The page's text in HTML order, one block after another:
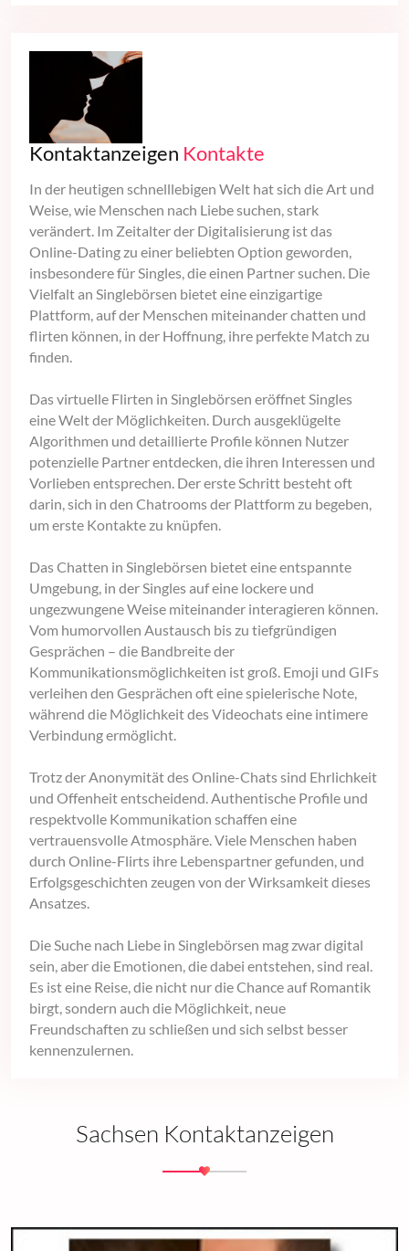
Kontaktanzeigen Kontakte
In der heutigen schnelllebigen Welt hat sich die Art und
Weise, wie Menschen nach Liebe suchen, stark
verändert. Im Zeitalter der Digitalisierung ist das
Online-Dating zu einer beliebten Option geworden,
insbesondere für Singles, die einen Partner suchen. Die
Vielfalt an Singlebörsen bietet eine einzigartige
Plattform, auf der Menschen miteinander chatten und
flirten können, in der Hoffnung, ihre perfekte Match zu
finden.
Das virtuelle Flirten in Singlebörsen eröffnet Singles
eine Welt der Möglichkeiten. Durch ausgeklügelte
Algorithmen und detaillierte Profile können Nutzer
potenzielle Partner entdecken, die ihren Interessen und
Vorlieben entsprechen. Der erste Schritt besteht oft
darin, sich in den Chatrooms der Plattform zu begeben,
um erste Kontakte zu knüpfen.
Das Chatten in Singlebörsen bietet eine entspannte
Umgebung, in der Singles auf eine lockere und
ungezwungene Weise miteinander interagieren können.
Vom humorvollen Austausch bis zu tiefgründigen
Gesprächen – die Bandbreite der
Kommunikationsmöglichkeiten ist groß. Emoji und GIFs
verleihen den Gesprächen oft eine spielerische Note,
während die Möglichkeit des Videochats eine intimere
Verbindung ermöglicht.
Trotz der Anonymität des Online-Chats sind Ehrlichkeit
und Offenheit entscheidend. Authentische Profile und
respektvolle Kommunikation schaffen eine
vertrauensvolle Atmosphäre. Viele Menschen haben
durch Online-Flirts ihre Lebenspartner gefunden, und
Erfolgsgeschichten zeugen von der Wirksamkeit dieses
Ansatzes.
Die Suche nach Liebe in Singlebörsen mag zwar digital
sein, aber die Emotionen, die dabei entstehen, sind real.
Es ist eine Reise, die nicht nur die Chance auf Romantik
birgt, sondern auch die Möglichkeit, neue
Freundschaften zu schließen und sich selbst besser
kennenzulernen.
Sachsen Kontaktanzeigen